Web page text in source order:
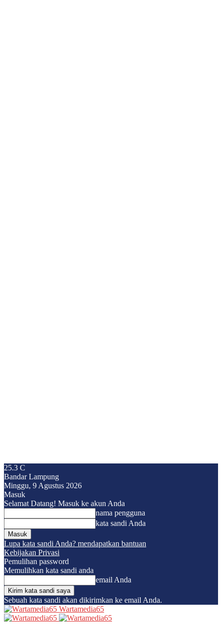
25.3 C
Bandar Lampung
Minggu, 9 Agustus 2026
Masuk
Selamat Datang! Masuk ke akun Anda
nama pengguna
kata sandi Anda
Lupa kata sandi Anda? mendapatkan bantuan
Kebijakan Privasi
Pemulihan password
Memulihkan kata sandi anda
email Anda
Sebuah kata sandi akan dikirimkan ke email Anda.
Wartamedia65